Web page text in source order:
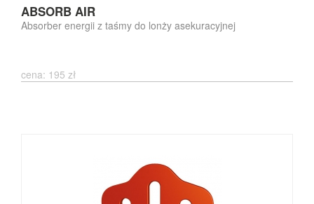
ABSORB AIR
Absorber energii z taśmy do lonży asekuracyjnej
cena: 195 zł